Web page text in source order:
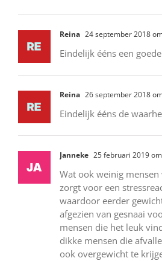
Reina 24 september 2018
Eindelijk ééns een
Reina 26 september 2018
Eindelijk ééns de
Janneke 25 februari 2019
Wat ook weinig
zorgt voor een
waardoor eerder
afgezien van gesnaai
mensen die het leuk
dikke mensen die
ook overgewicht te